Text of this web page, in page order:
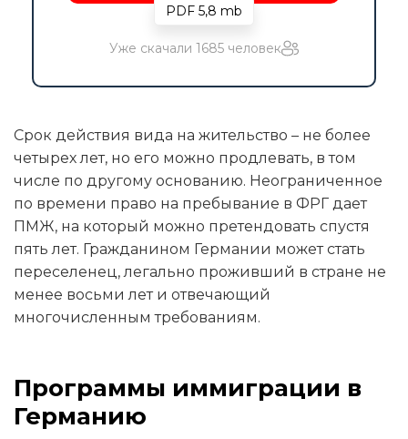
PDF 5,8 mb
Уже скачали 1685 человек
Срок действия вида на жительство – не более
четырех лет, но его можно продлевать, в том
числе по другому основанию. Неограниченное
по времени право на пребывание в ФРГ дает
ПМЖ, на который можно претендовать спустя
пять лет. Гражданином Германии может стать
переселенец, легально проживший в стране не
менее восьми лет и отвечающий
многочисленным требованиям.
Программы иммиграции в
Германию